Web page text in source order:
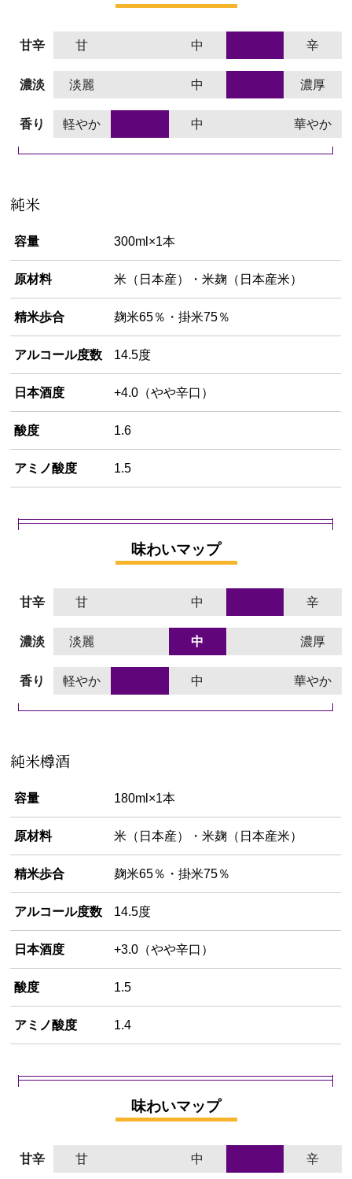
甘辛 甘 中 辛
濃淡 淡麗 中 濃厚
香り 軽やか 中 華やか
純米
容量 300ml×1本
原材料 米（日本産）・米麹（日本産米）
精米歩合 麹米65％・掛米75％
アルコール度数 14.5度
日本酒度 +4.0（やや辛口）
酸度 1.6
アミノ酸度 1.5
味わいマップ
甘辛 甘 中 辛
濃淡 淡麗 中 濃厚
香り 軽やか 中 華やか
純米樽酒
容量 180ml×1本
原材料 米（日本産）・米麹（日本産米）
精米歩合 麹米65％・掛米75％
アルコール度数 14.5度
日本酒度 +3.0（やや辛口）
酸度 1.5
アミノ酸度 1.4
味わいマップ
甘辛 甘 中 辛